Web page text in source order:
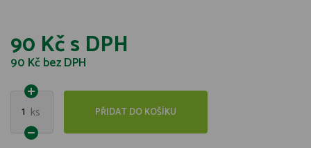
90 Kčs DPH
90 Kčbez DPH
1 ks PŘIDAT DO KOŠÍKU